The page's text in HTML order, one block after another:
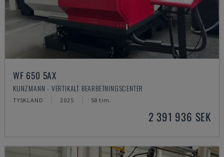
WF 650 5AX
KUNZMANN - VERTIKALT BEARBETNINGSCENTER
TYSKLAND 2025 58 tim.
2 391 936 SEK